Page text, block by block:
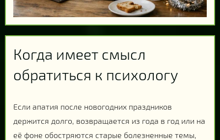
Когда имеет смысл
обратиться к психологу
Если апатия после новогодних праздников
держится долго, возвращается из года в год или на
её фоне обостряются старые болезненные темы,